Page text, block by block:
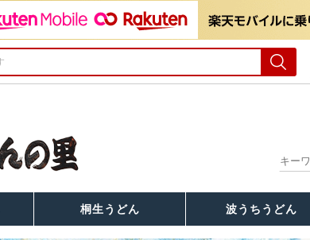
桐生うどん 波うちうどん